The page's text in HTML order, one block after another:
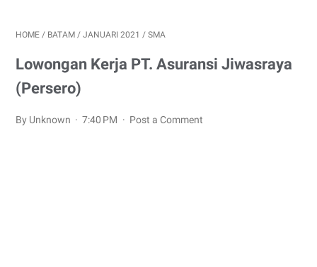
HOME / BATAM / JANUARI 2021 / SMA
Lowongan Kerja PT. Asuransi Jiwasraya
(Persero)
By Unknown 7:40 PM Post a Comment